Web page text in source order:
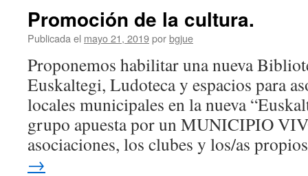
Promoción de la cultura.
Publicada el mayo 21, 2019porbgjue
Proponemos habilitar una nueva
Euskaltegi, Ludoteca y espacios para
locales municipales en la nueva
grupo apuesta por un MUNICIPIO
asociaciones, los clubes y los/as
→